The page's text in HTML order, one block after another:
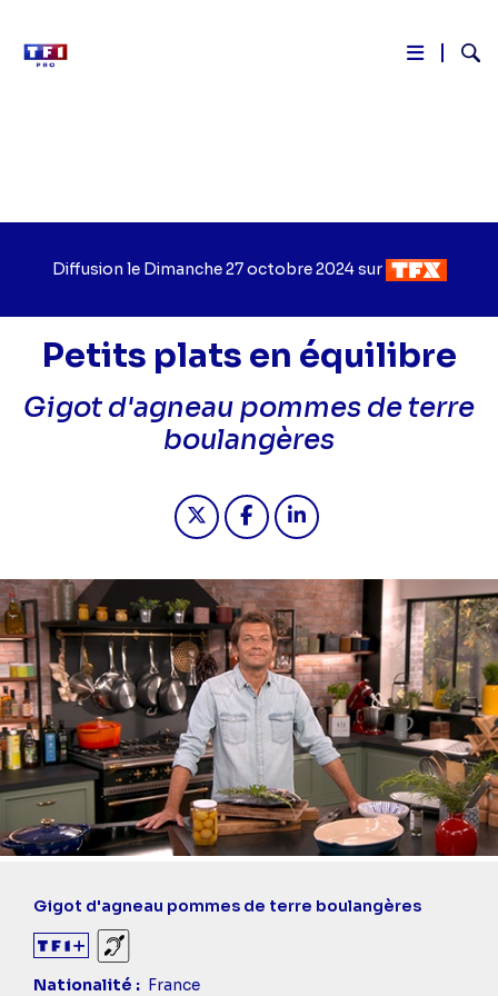
Diffusion le Jour
diffusion
Dimanche 27 octobre 2024sur Chaîne
diffusion
Petits plats en équilibre
Gigot d'agneau pommes de terre
boulangères
Partager "2024-10-27 06:44 -
Partager "2024-10-27
Gigot d'agneau pommes de terre boulangères
Sourds et malentendants
Nationalité
France